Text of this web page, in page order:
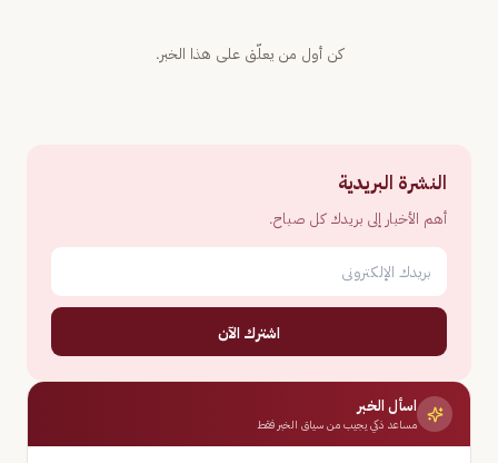
كن أول من يعلّق على هذا الخبر.
النشرة البريدية
أهم الأخبار إلى بريدك كل صباح.
اشترك الآن
اسأل الخبر
مساعد ذكي يجيب من سياق الخبر فقط